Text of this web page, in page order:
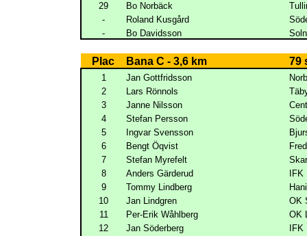
29
Bo Norbäck
-
Roland Kusgård
-
Bo Davidsson
Plac Bana C - 3,6 km 79
1 Jan Gottfridsson
2
Lars Rönnols
3
Janne Nilsson
4
Stefan Persson
5
Ingvar Svensson
6
Bengt Öqvist
7
Stefan Myrefelt
8
Anders Gärderud
9
Tommy Lindberg
10
Jan Lindgren
OK
11
Per-Erik Wåhlberg
OK
12
Jan Söderberg